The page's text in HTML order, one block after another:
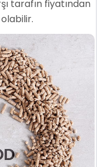
tarafın fiyatından